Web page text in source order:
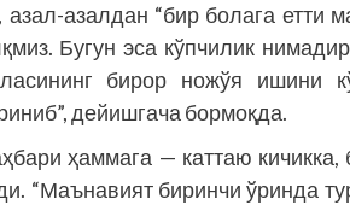
азалдан “бир болага етти
Бугун эса кўпчилик
бирор ножўя ишини
дейишгача бормоқда.
ҳаммага — каттаю кичикка,
“Маънавият биринчи ўринда